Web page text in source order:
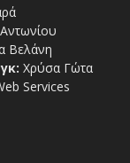
Βελάνη
Χρύσα Γώτα
Services